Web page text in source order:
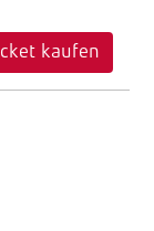
kaufen